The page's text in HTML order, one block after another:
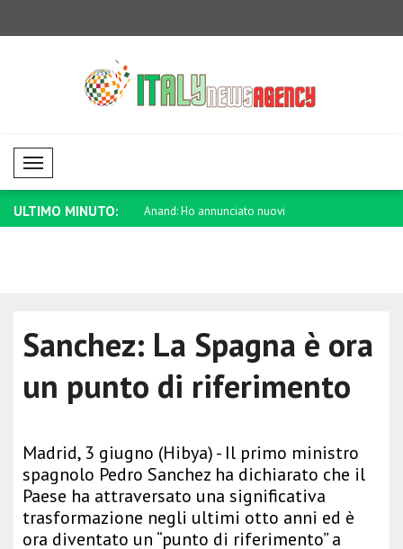
Mobil Menü
ULTIMO MINUTO:
nuovi Trump: Contrariamente alle false voci,
Sanchez: La Spagna è ora
un punto di riferimento
Madrid, 3 giugno (Hibya) - Il primo ministro
spagnolo Pedro Sanchez ha dichiarato che il
Paese ha attraversato una significativa
trasformazione negli ultimi otto anni ed è
ora diventato un “punto di riferimento” a